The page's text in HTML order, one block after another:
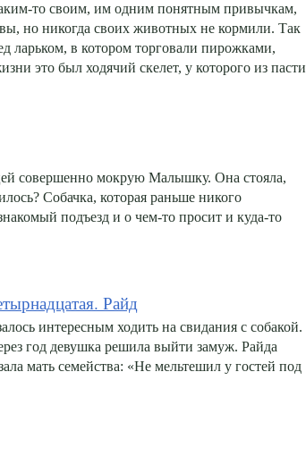
то своим, им одним понятным привычкам,
но никогда своих животных не кормили. Так
ларьком, в котором торговали пирожками,
это был ходячий скелет, у которого из пасти
совершенно мокрую Малышку. Она стояла,
Собачка, которая раньше никого
подъезд и о чем-то просит и куда-то
Райд
интересным ходить на свидания с собакой.
год девушка решила выйти замуж. Райда
мать семейства: «Не мельтешил у гостей под